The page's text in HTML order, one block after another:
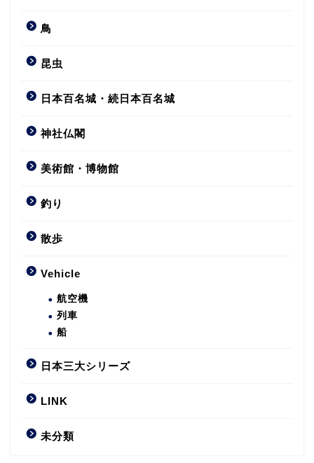
鳥
昆虫
日本百名城・続日本百名城
神社仏閣
美術館・博物館
釣り
散歩
Vehicle
航空機
列車
船
日本三大シリーズ
LINK
未分類